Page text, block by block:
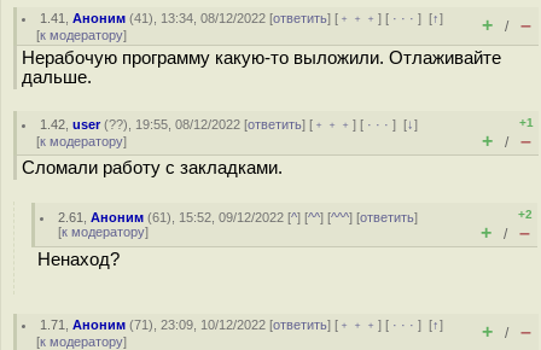
1.41 ,Аноним (41), 13:34, 08/12/2022 [ответить] [ ﹢﹢﹢] [ · · ·][↑]
[к модератору] + / –
Нерабочую программу какую-то выложили. Отлаживайте
дальше.
1.42 ,user(??), 19:55, 08/12/2022 [ответить] [ ﹢﹢﹢] [ · · ·][↓]
[к модератору]
+1
+ / –
Сломали работу с закладками.
2.61 ,Аноним (61), 15:52, 09/12/2022 [^] [^^] [^^^] [ответить]
[к модератору]
+2
+ / –
Ненаход?
1.71 ,Аноним (71), 23:09, 10/12/2022 [ответить] [ ﹢﹢﹢] [ · · ·][↑]
[к модератору] + / –